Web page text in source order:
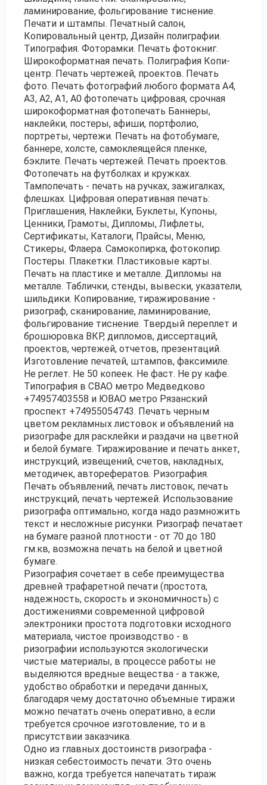
ламинирование, фольгирование тиснение.
Печати и штампы. Печатный салон,
Копировальный центр, Дизайн полиграфии.
Типография. Фоторамки. Печать фотокниг.
Широкоформатная печать. Полиграфия Копи-
центр. Печать чертежей, проектов. Печать
фото. Печать фотографий любого формата А4,
А3, А2, А1, А0 фотопечать цифровая, срочная
широкоформатная фотопечать Баннеры,
наклейки, постеры, афиши, портфолио,
портреты, чертежи. Печать на фотобумаге,
баннере, холсте, самоклеящейся пленке,
бэклите. Печать чертежей. Печать проектов.
Фотопечать на футболках и кружках.
Тампопечать - печать на ручках, зажигалках,
флешках. Цифровая оперативная печать:
Приглашения, Наклейки, Буклеты, Купоны,
Ценники, Грамоты, Дипломы, Лифлеты,
Сертификаты, Каталоги, Прайсы, Меню,
Стикеры, Флаера. Самокопирка, фотокопир.
Постеры. Плакетки. Пластиковые карты.
Печать на пластике и металле. Дипломы на
металле. Таблички, стенды, вывески, указатели,
шильдики. Копирование, тиражирование -
ризограф, сканирование, ламинирование,
фольгирование тиснение. Твердый переплет и
брошюровка ВКР, дипломов, диссертаций,
проектов, чертежей, отчетов, презентаций.
Изготовление печатей, штампов, факсимиле.
Не реглет. Не 50 копеек. Не фаст. Не ру кафе.
Типография в СВАО метро Медведково
+74957403558 и ЮВАО метро Рязанский
проспект +74955054743. Печать черным
цветом рекламных листовок и объявлений на
ризографе для расклейки и раздачи на цветной
и белой бумаге. Тиражирование и печать анкет,
инструкций, извещений, счетов, накладных,
методичек, авторефератов. Ризография.
Печать объявлений, печать листовок, печать
инструкций, печать чертежей. Использование
ризографа оптимально, когда надо размножить
текст и несложные рисунки. Ризограф печатает
на бумаге разной плотности - от 70 до 180
гм.кв, возможна печать на белой и цветной
бумаге.
Ризография сочетает в себе преимущества
древней трафаретной печати (простота,
надежность, скорость и экономичность) с
достижениями современной цифровой
электроники простота подготовки исходного
материала, чистое производство - в
ризографии используются экологически
чистые материалы, в процессе работы не
выделяются вредные вещества - а также,
удобство обработки и передачи данных,
благодаря чему достаточно объемные тиражи
можно печатать очень оперативно, а если
требуется срочное изготовление, то и в
присутствии заказчика.
Одно из главных достоинств ризографа -
низкая себестоимость печати. Это очень
важно, когда требуется напечатать тираж